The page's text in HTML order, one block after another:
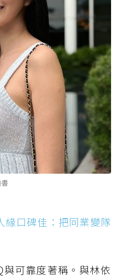
緣口碑佳：把同業變隊
可靠度著稱。與林依